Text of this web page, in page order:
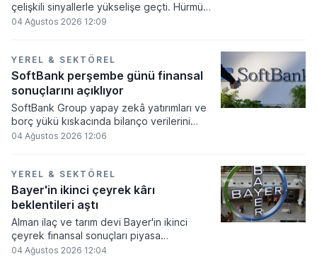
çelişkili sinyallerle yükselişe geçti. Hürmüz
Boğazı'nın açılmasına yönelik temaslar
artırarak fiyatları yukarı yönlü tetikledi.
04 Ağustos 2026 12:09
YEREL & SEKTÖREL
SoftBank perşembe günü finansal
sonuçlarını açıklıyor
SoftBank Group yapay zekâ yatırımları ve
borç yükü kıskacında bilanço verilerini
açıklamaya hazırlanıyor. Perşembe günü
maliyeti ve artan borçluluğun likidite
üzerindeki yansımaları yakından takip
ediliyor.
04 Ağustos 2026 12:06
YEREL & SEKTÖREL
Bayer'in ikinci çeyrek kârı
beklentileri aştı
Alman ilaç ve tarım devi Bayer'in ikinci
çeyrek finansal sonuçları piyasa
beklentilerini aşarken, şirketin tarım birimi
04 Ağustos 2026 12:04